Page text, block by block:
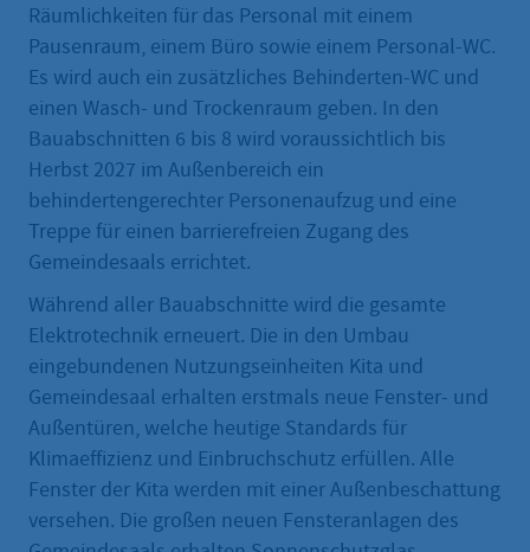
Räumlichkeiten für das Personal mit einem
Pausenraum, einem Büro sowie einem Personal-WC.
Es wird auch ein zusätzliches Behinderten-WC und
einen Wasch- und Trockenraum geben. In den
Bauabschnitten 6 bis 8 wird voraussichtlich bis
Herbst 2027 im Außenbereich ein
behindertengerechter Personenaufzug und eine
Treppe für einen barrierefreien Zugang des
Gemeindesaals errichtet.
Während aller Bauabschnitte wird die gesamte
Elektrotechnik erneuert. Die in den Umbau
eingebundenen Nutzungseinheiten Kita und
Gemeindesaal erhalten erstmals neue Fenster- und
Außentüren, welche heutige Standards für
Klimaeffizienz und Einbruchschutz erfüllen. Alle
Fenster der Kita werden mit einer Außenbeschattung
versehen. Die großen neuen Fensteranlagen des